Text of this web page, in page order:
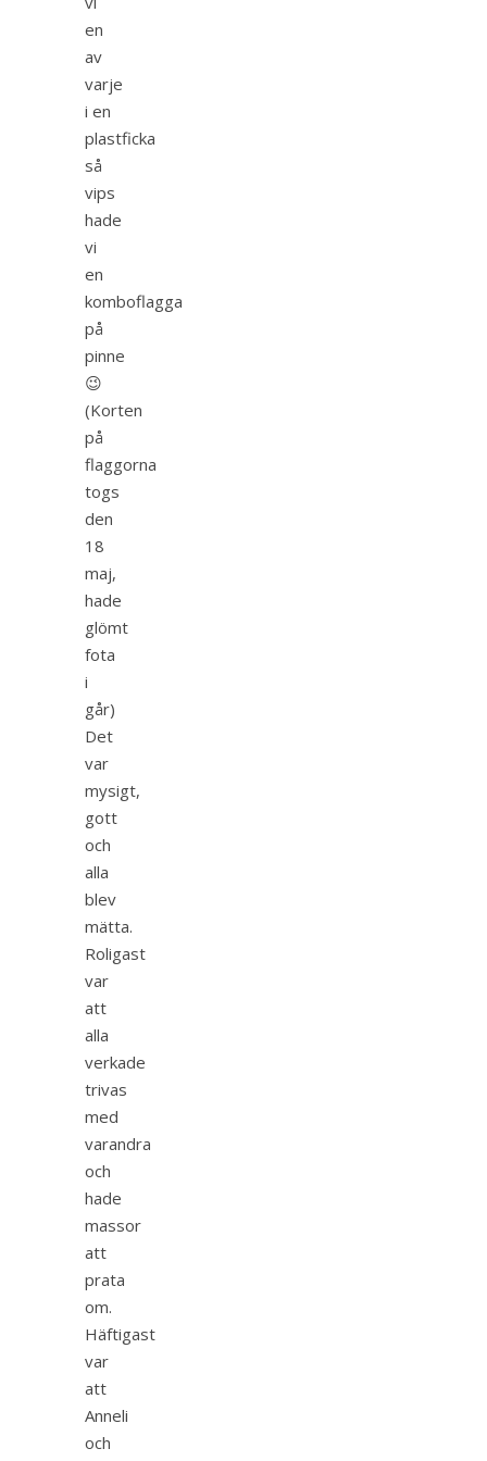
en
av
varje
i en
plastficka
så
vips
hade
vi
en
komboflagga
på
pinne
😉
(Korten
på
flaggorna
togs
den
18
maj,
hade
glömt
fota
i
går)
Det
var
mysigt,
gott
och
alla
blev
mätta.
Roligast
var
att
alla
verkade
trivas
med
varandra
och
hade
massor
att
prata
om.
Häftigast
var
att
Anneli
och